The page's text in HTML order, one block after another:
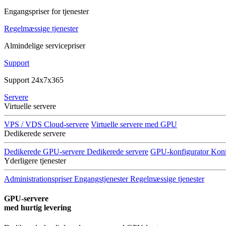
Engangspriser for tjenester
Regelmæssige tjenester
Almindelige servicepriser
Support
Support 24x7x365
Servere
Virtuelle servere
VPS / VDS Cloud-servere Virtuelle servere med GPU
Dedikerede servere
Dedikerede GPU-servere Dedikerede servere GPU-konfigurator
Yderligere tjenester
Administrationspriser Engangstjenester Regelmæssige tjenester
GPU-servere
med hurtig levering